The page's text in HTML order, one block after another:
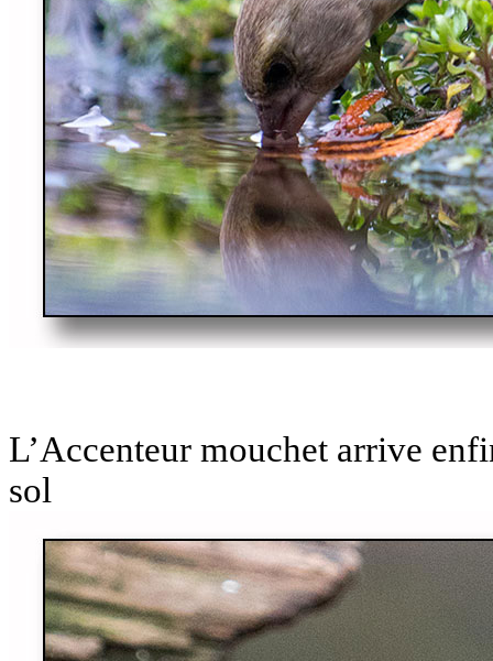
L’Accenteur mouchet arrive
sol